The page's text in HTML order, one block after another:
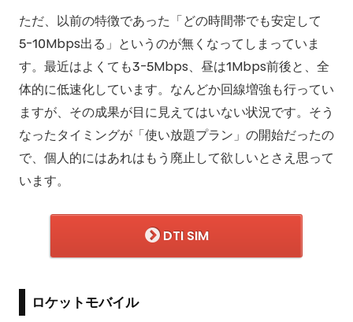
ただ、以前の特徴であった「どの時間帯でも安定して
5-10Mbps出る」というのが無くなってしまっていま
す。最近はよくても3-5Mbps、昼は1Mbps前後と、全
体的に低速化しています。なんどか回線増強も行ってい
ますが、その成果が目に見えてはいない状況です。そう
なったタイミングが「使い放題プラン」の開始だったの
で、個人的にはあれはもう廃止して欲しいとさえ思って
います。
DTI SIM
ロケットモバイル